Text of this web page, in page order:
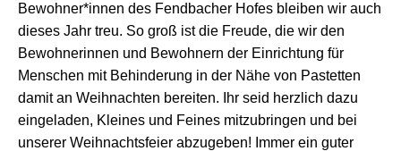
Bewohner*innen des Fendbacher Hofes bleiben wir auch
dieses Jahr treu. So groß ist die Freude, die wir den
Bewohnerinnen und Bewohnern der Einrichtung für
Menschen mit Behinderung in der Nähe von Pastetten
damit an Weihnachten bereiten. Ihr seid herzlich dazu
eingeladen, Kleines und Feines mitzubringen und bei
unserer Weihnachtsfeier abzugeben! Immer ein guter